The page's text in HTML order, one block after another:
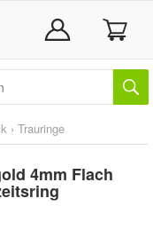
› Trauringe
4mm Flach